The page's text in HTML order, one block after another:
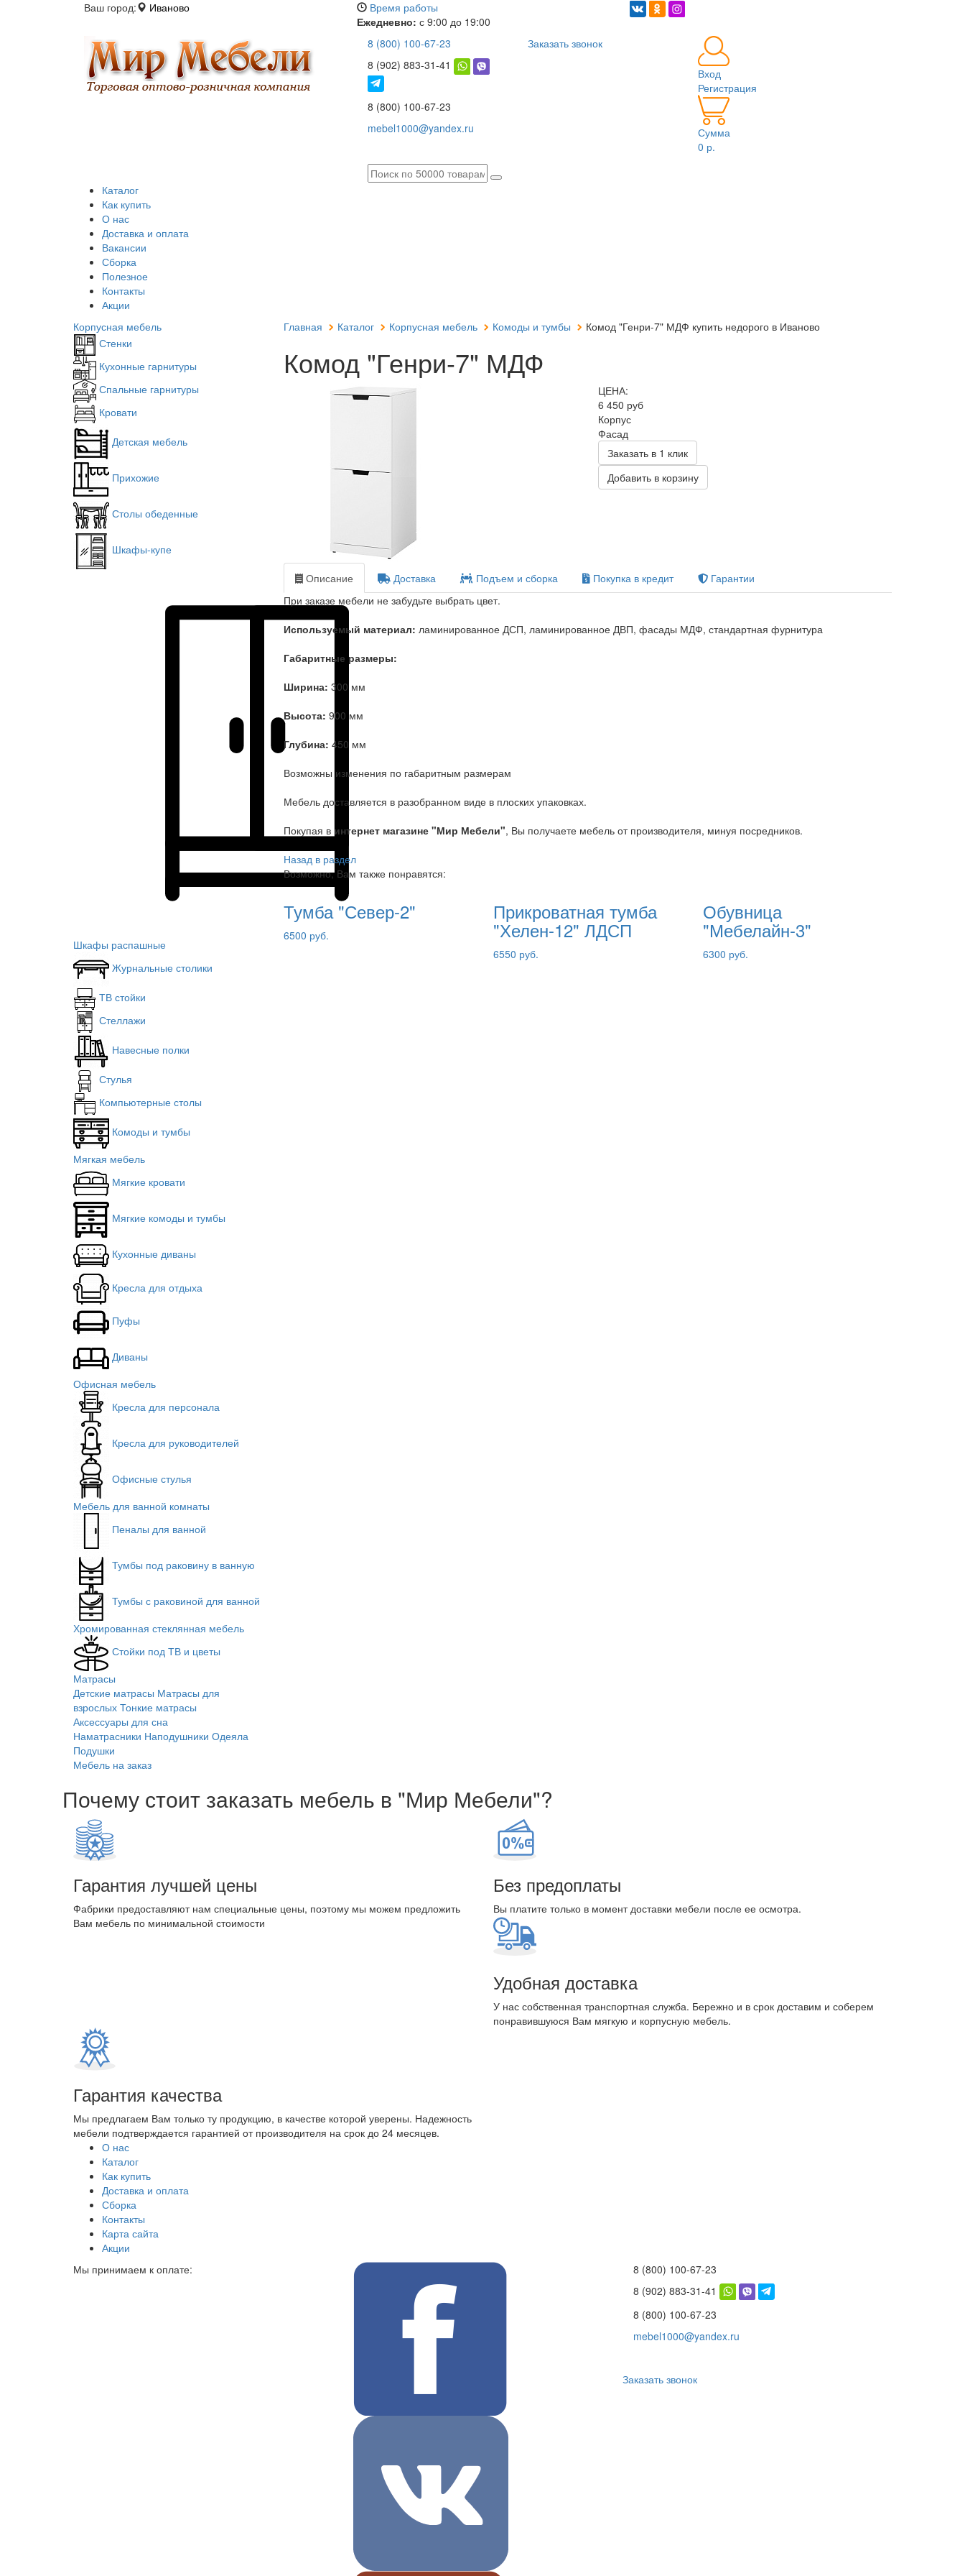
Ваш город: Иваново
Время работы
Ежедневно: с 9:00 до 19:00
8 (800) 100-67-23
8 (902) 883-31-41
8 (800) 100-67-23
mebel1000@yandex.ru
Заказать звонок
Вход
Регистрация
Сумма
0 р.
Каталог
Как купить
О нас
Доставка и оплата
Вакансии
Сборка
Полезное
Контакты
Акции
Корпусная мебель
Стенки
Кухонные гарнитуры
Спальные гарнитуры
Кровати
Детская мебель
Прихожие
Столы обеденные
Шкафы-купе
Шкафы распашные
Журнальные столики
ТВ стойки
Стеллажи
Навесные полки
Стулья
Компьютерные столы
Комоды и тумбы
Мягкая мебель
Мягкие кровати
Мягкие комоды и тумбы
Кухонные диваны
Кресла для отдыха
Пуфы
Диваны
Офисная мебель
Кресла для персонала
Кресла для руководителей
Офисные стулья
Мебель для ванной комнаты
Пеналы для ванной
Тумбы под раковину в ванную
Тумбы с раковиной для ванной
Хромированная стеклянная мебель
Стойки под ТВ и цветы
Матрасы
Детские матрасы Матрасы для
взрослых Тонкие матрасы
Аксессуары для сна
Наматрасники Наподушники Одеяла
Подушки
Мебель на заказ
Главная Каталог Корпусная мебель Комоды и тумбы Комод "Генри-7" МДФ купить недорого в Иваново
Комод "Генри-7" МДФ
ЦЕНА:
6 450 руб
Корпус
Фасад
Заказать в 1 клик
Добавить в корзину
Описание Доставка Подъем и сборка Покупка в кредит
Гарантии
При заказе мебели не забудьте выбрать цвет.
Используемый материал: ламинированное ДСП, ламинированное ДВП, фасады МДФ, стандартная фурнитура
Габаритные размеры:
Ширина: 300 мм
Высота: 900 мм
Глубина: 450 мм
Возможны изменения по габаритным размерам
Мебель доставляется в разобранном виде в плоских упаковках.
Покупая в интернет магазине "Мир Мебели", Вы получаете мебель от производителя, минуя посредников.
Назад в раздел
Возможно, Вам также понравятся:
Тумба "Север-2"
6500 руб.
Прикроватная тумба
"Хелен-12" ЛДСП
6550 руб.
Обувница
"Мебелайн-3"
6300 руб.
Почему стоит заказать мебель в "Мир Мебели"?
Гарантия лучшей цены
Фабрики предоставляют нам специальные цены, поэтому мы можем предложить
Вам мебель по минимальной стоимости
Без предоплаты
Вы платите только в момент доставки мебели после ее осмотра.
Удобная доставка
У нас собственная транспортная служба. Бережно и в срок доставим и соберем
понравившуюся Вам мягкую и корпусную мебель.
Гарантия качества
Мы предлагаем Вам только ту продукцию, в качестве которой уверены. Надежность
мебели подтверждается гарантией от производителя на срок до 24 месяцев.
О нас
Каталог
Как купить
Доставка и оплата
Сборка
Контакты
Карта сайта
Акции
Мы принимаем к оплате:
8 (800) 100-67-23
8 (902) 883-31-41
8 (800) 100-67-23
mebel1000@yandex.ru
Заказать звонок